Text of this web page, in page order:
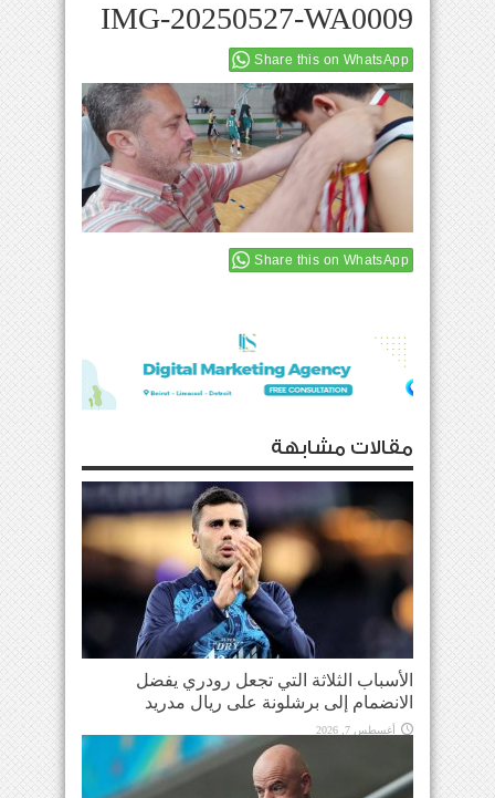
IMG-20250527-WA0009
Share this on WhatsApp
Share this on WhatsApp
مقالات مشابهة
الأسباب الثلاثة التي تجعل رودري يفضل
الانضمام إلى برشلونة على ريال مدريد
أغسطس 7, 2026